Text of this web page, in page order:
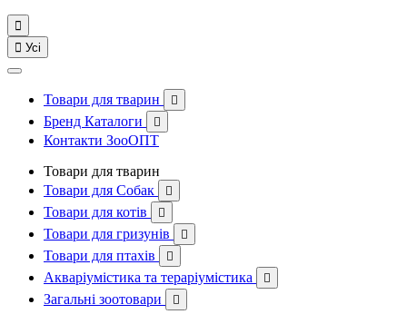

 Усі
Товари для тварин 
Бренд Каталоги 
Контакти ЗооОПТ
Товари для тварин
Товари для Собак

Товари для котів 
Товари для гризунів 
Товари для птахів 
Акваріумістика та тераріумістика 
Загальні зоотовари 